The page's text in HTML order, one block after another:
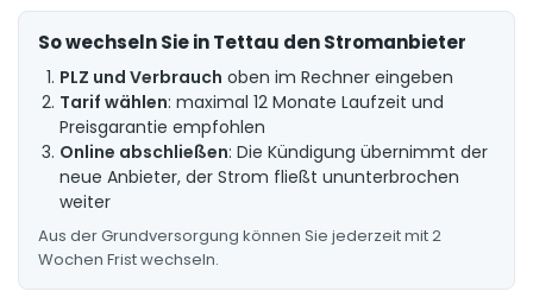
So wechseln Sie in Tettau den Stromanbieter
PLZ und Verbrauch oben im Rechner eingeben
Tarif wählen: maximal 12 Monate Laufzeit und
Preisgarantie empfohlen
Online abschließen: Die Kündigung übernimmt der
neue Anbieter, der Strom fließt ununterbrochen
weiter
Aus der Grundversorgung können Sie jederzeit mit 2
Wochen Frist wechseln.